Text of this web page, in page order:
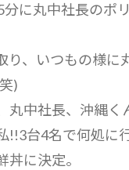
に丸中社長のポ
り、いつもの様に
)
丸中社長、沖縄く
!!3台4名で何処に
に決定。